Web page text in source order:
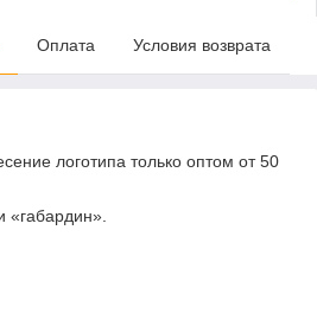
Оплата Условия возврата
логотипа только оптом от 50
«габардин».